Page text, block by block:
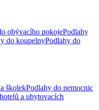
obývacího pokojePodlahy
do koupelnyPodlahy do
školekPodlahy do nemocnic
a ubytovacích